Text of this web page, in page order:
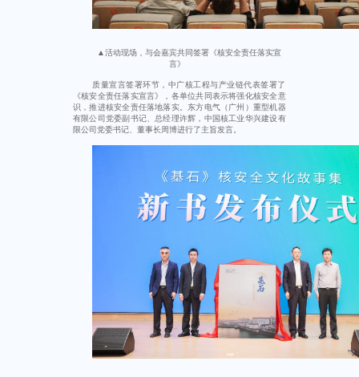
▲活动现场，与会嘉宾共同签署《核安全责任落实宣
言》
质量宣言签署环节，中广核工程与产业链代表签署了
《核安全责任落实宣言》，各单位共同表示将强化核安全意
识，推进核安全责任落地落实。东方电气（广州）重型机器
有限公司党委副书记、总经理许辉，中国核工业华兴建设有
限公司党委书记、董事长周博进行了主旨发言。